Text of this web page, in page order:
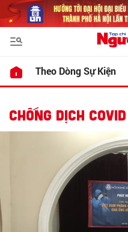
Theo Dòng Sự Kiện
CHỐNG DỊCH